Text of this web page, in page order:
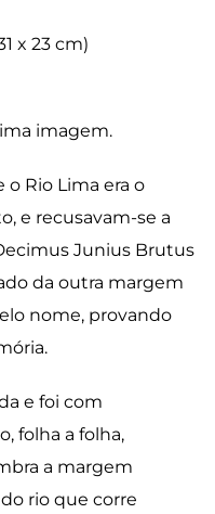
x 23 cm)
imagem.
Rio Lima era o
e recusavam-se a
Junius Brutus
da outra margem
nome, provando
e foi com
folha a folha,
a margem
rio que corre